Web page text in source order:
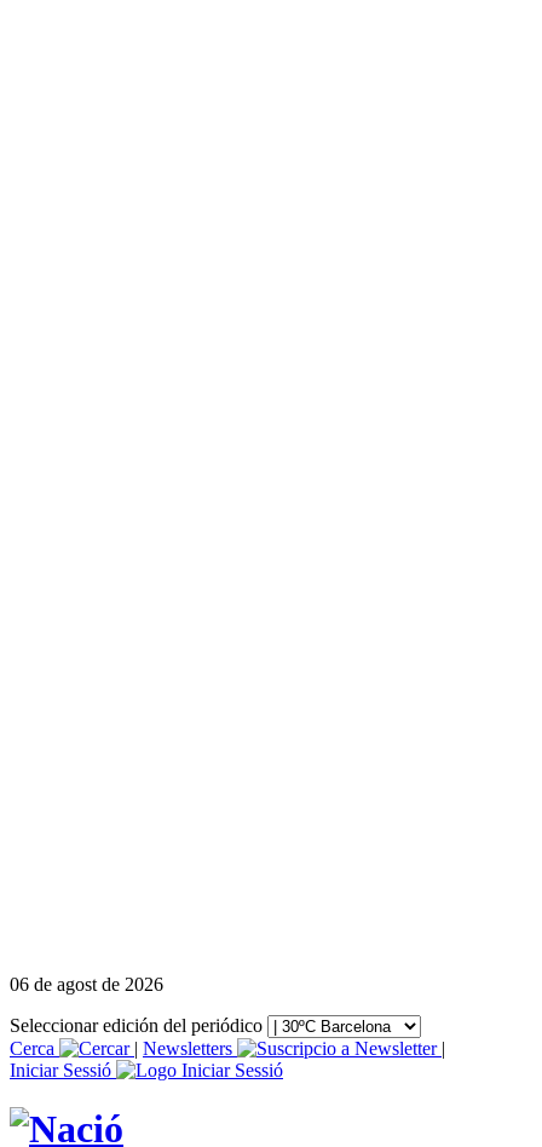
06 de agost de 2026
Seleccionar edición del periódico
Cerca
| Newsletters
|
Iniciar Sessió